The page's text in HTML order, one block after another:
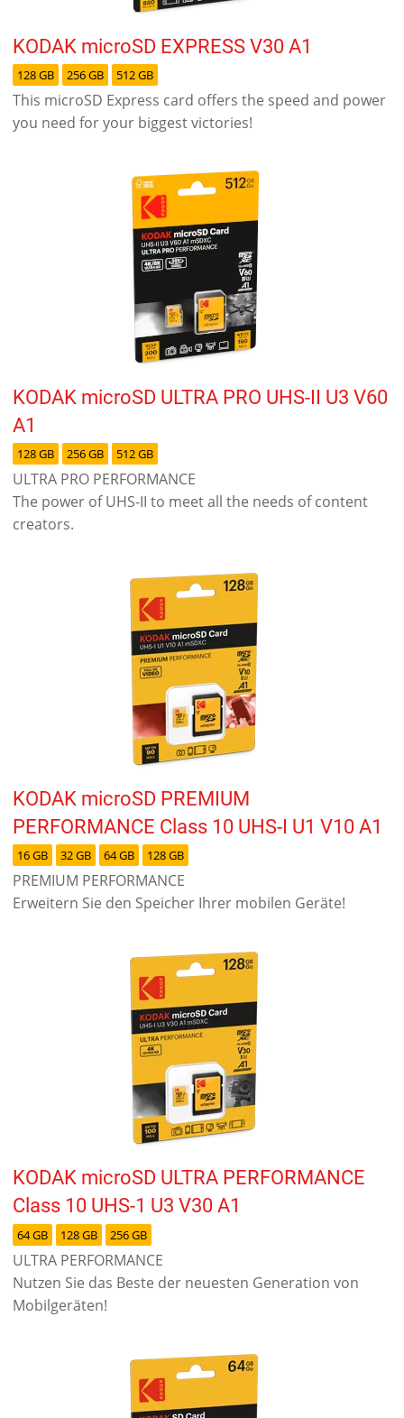
KODAK microSD EXPRESS V30 A1
128 GB 256 GB 512 GB
This microSD Express card offers the speed and power
you need for your biggest victories!
KODAK microSD ULTRA PRO UHS-II U3 V60
A1
128 GB 256 GB 512 GB
ULTRA PRO PERFORMANCE
The power of UHS-II to meet all the needs of content
creators.
KODAK microSD PREMIUM
PERFORMANCE Class 10 UHS-I U1 V10 A1
16 GB 32 GB 64 GB 128 GB
PREMIUM PERFORMANCE
Erweitern Sie den Speicher Ihrer mobilen Geräte!
KODAK microSD ULTRA PERFORMANCE
Class 10 UHS-1 U3 V30 A1
64 GB 128 GB 256 GB
ULTRA PERFORMANCE
Nutzen Sie das Beste der neuesten Generation von
Mobilgeräten!